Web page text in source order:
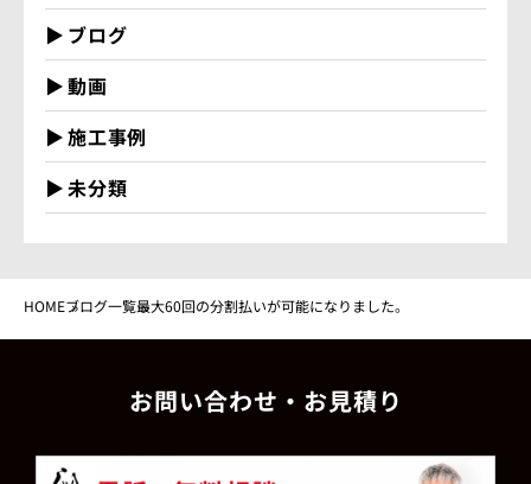
ブログ
動画
施工事例
未分類
HOMEブログ一覧最大60回の分割払いが可能になりました。
お問い合わせ・お見積り